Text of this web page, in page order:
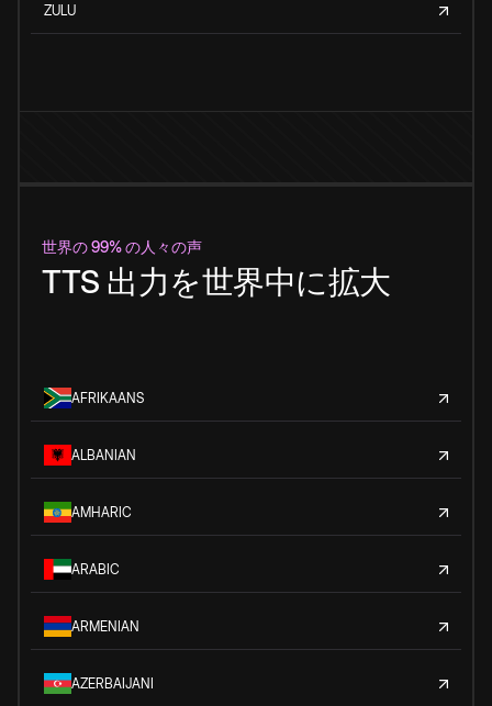
ZULU
世界の 99% の人々の声
TTS 出力を世界中に拡大
AFRIKAANS
ALBANIAN
AMHARIC
ARABIC
ARMENIAN
AZERBAIJANI